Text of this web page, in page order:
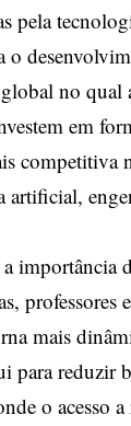
pela
o
no
em
importância
professores
mais
para reduzir
o acesso